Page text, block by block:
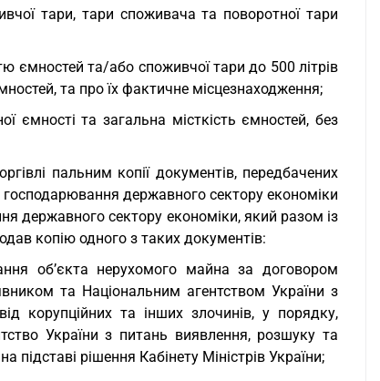
тари, тари споживача та поворотної тари
ємностей та/або споживчої тари до 500 літрів
та про їх фактичне місцезнаходження;
ємності та загальна місткість ємностей, без
пальним копії документів, передбачених
державного сектору економіки
державного сектору економіки, який разом із
копію одного з таких документів:
об’єкта нерухомого майна за договором
та Національним агентством України з
корупційних та інших злочинів, у порядку,
України з питань виявлення, розшуку та
рішення Кабінету Міністрів України;